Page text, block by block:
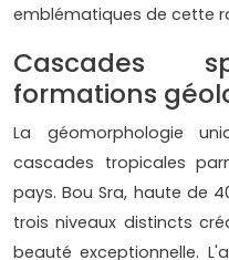
emblématiques de cette
Cascades
formations
La géomorphologie
cascades tropicales
pays. Bou Sra, haute de
trois niveaux distincts
beauté exceptionnelle.